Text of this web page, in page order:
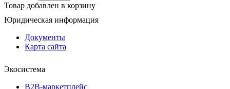
Товар добавлен в корзину
Юридическая информация
Документы
Карта сайта
Экосистема
B2B‑маркетплейс